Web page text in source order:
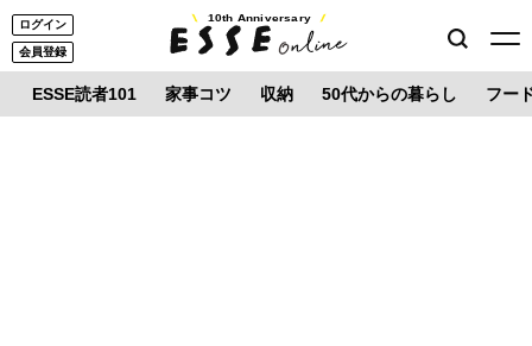
ログイン
会員登録
10th Anniversary
ESSE読者101 家事コツ 収納 50代からの暮らし フー